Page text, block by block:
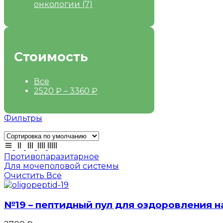
онкологии (7)
Стоимость
Все
2520 ₽ – 3360 ₽
Фильтры
Противопаразитарное
Для мочеполовой системы
Очистить Все
№19 – пептидный пул для оздоровления